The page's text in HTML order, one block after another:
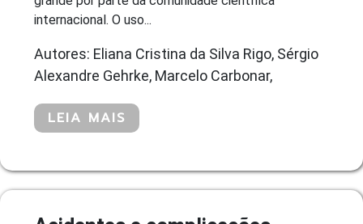
internacional. O uso...
Autores: Eliana Cristina da Silva Rigo, Sérgio
Alexandre Gehrke, Marcelo Carbonar,
LEIA MAIS